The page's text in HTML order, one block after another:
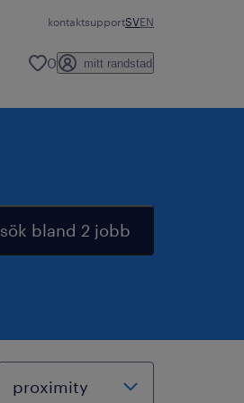
kontaktsupportSVEN
0 mitt randstad
sök bland 2 jobb